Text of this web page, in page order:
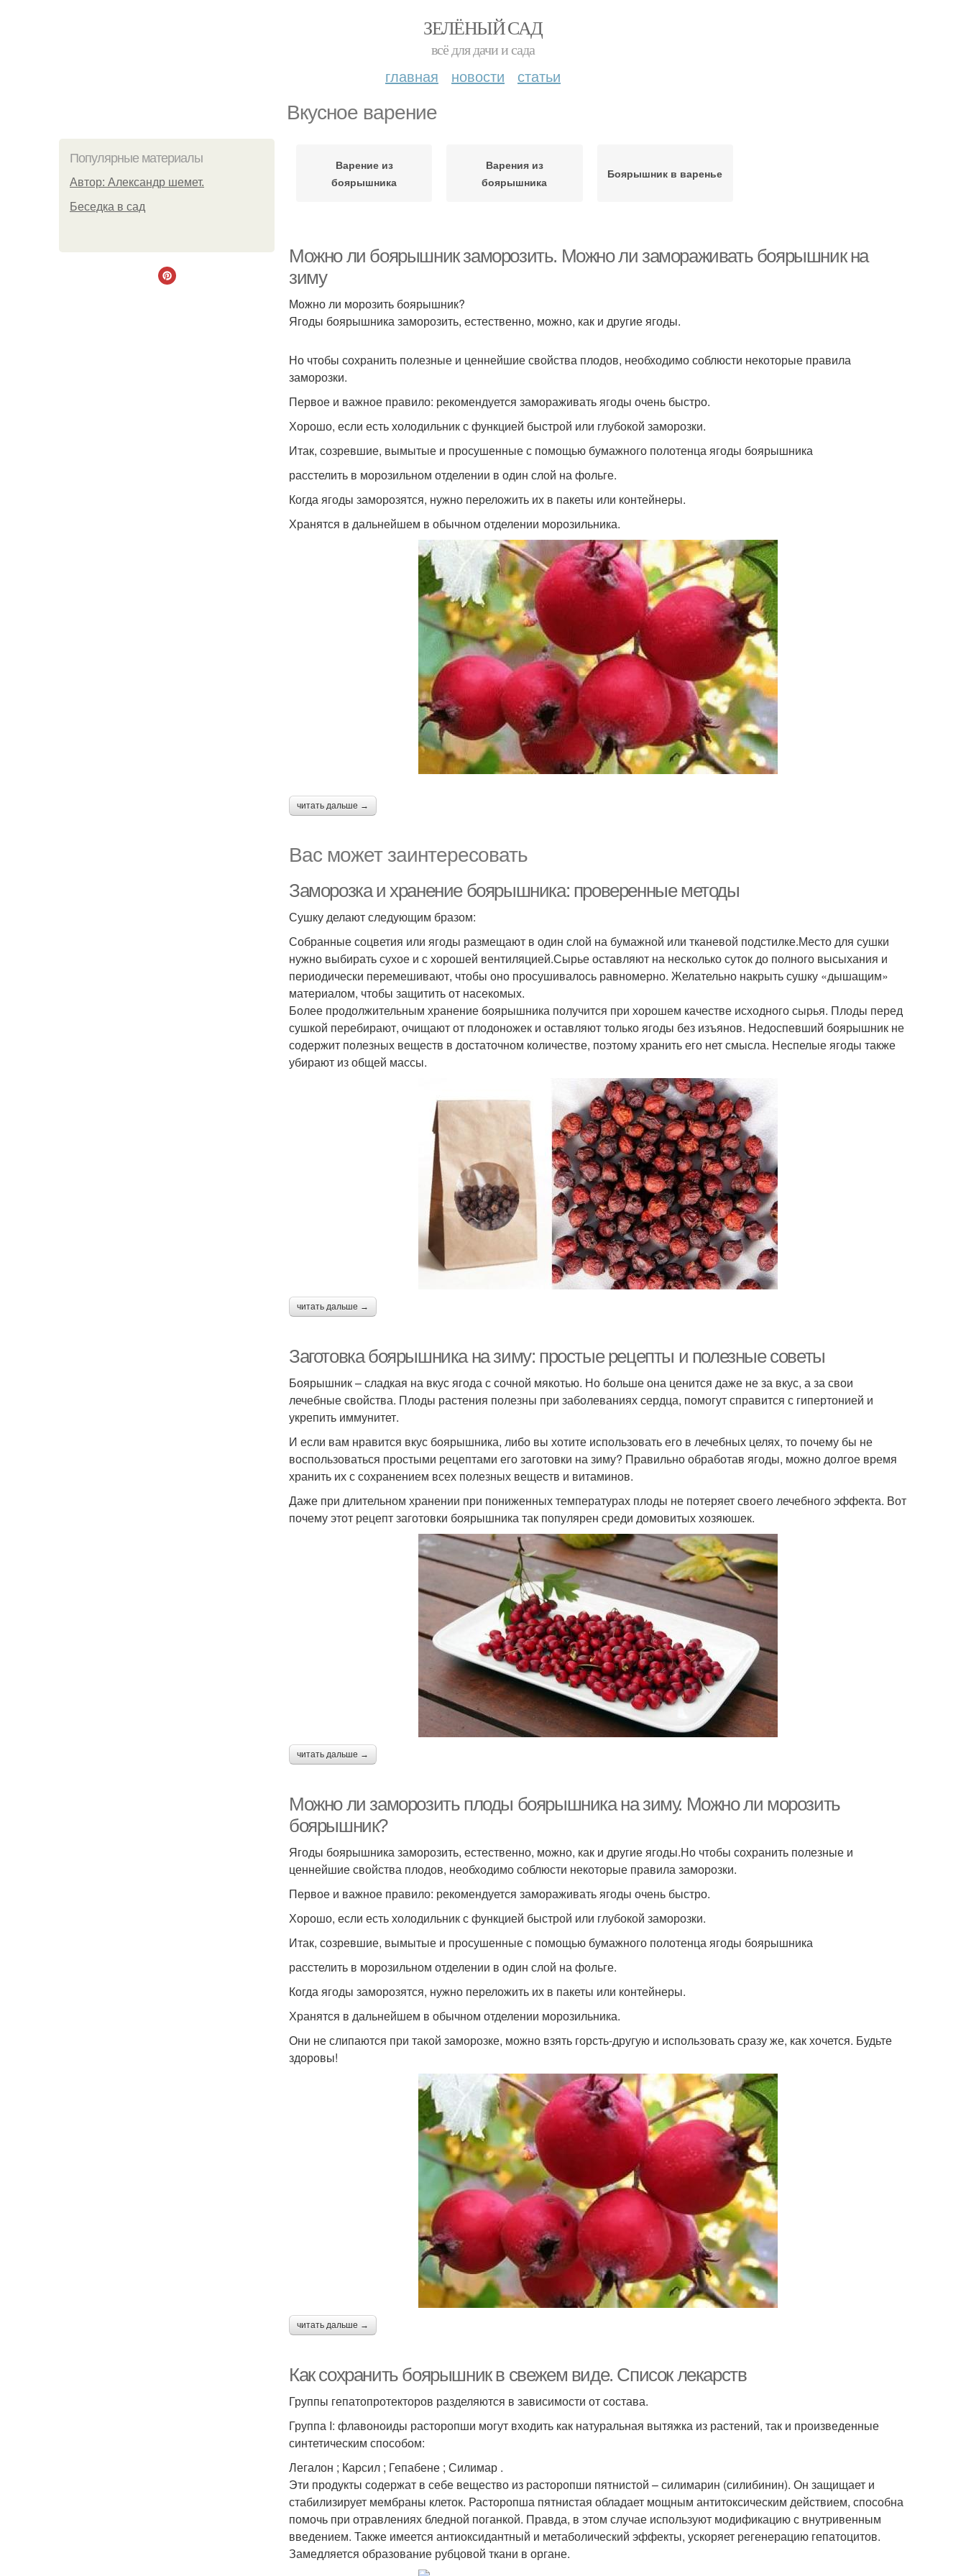
ЗЕЛЁНЫЙ САД
всё для дачи и сада
главная новости статьи
Вкусное варение
Популярные материалы
Автор: Александр шемет.
Беседка в сад
Варение из
боярышника
Варения из
боярышника
Боярышник в варенье
Можно ли боярышник заморозить. Можно ли замораживать боярышник на
зиму
Можно ли морозить боярышник?
Ягоды боярышника заморозить, естественно, можно, как и другие ягоды.
Но чтобы сохранить полезные и ценнейшие свойства плодов, необходимо соблюсти некоторые правила
заморозки.
Первое и важное правило: рекомендуется замораживать ягоды очень быстро.
Хорошо, если есть холодильник с функцией быстрой или глубокой заморозки.
Итак, созревшие, вымытые и просушенные с помощью бумажного полотенца ягоды боярышника
расстелить в морозильном отделении в один слой на фольге.
Когда ягоды заморозятся, нужно переложить их в пакеты или контейнеры.
Хранятся в дальнейшем в обычном отделении морозильника.
читать дальше →
Вас может заинтересовать
Заморозка и хранение боярышника: проверенные методы
Сушку делают следующим бразом:
Собранные соцветия или ягоды размещают в один слой на бумажной или тканевой подстилке.Место для сушки
нужно выбирать сухое и с хорошей вентиляцией.Сырье оставляют на несколько суток до полного высыхания и
периодически перемешивают, чтобы оно просушивалось равномерно. Желательно накрыть сушку «дышащим»
материалом, чтобы защитить от насекомых.
Более продолжительным хранение боярышника получится при хорошем качестве исходного сырья. Плоды перед
сушкой перебирают, очищают от плодоножек и оставляют только ягоды без изъянов. Недоспевший боярышник не
содержит полезных веществ в достаточном количестве, поэтому хранить его нет смысла. Неспелые ягоды также
убирают из общей массы.
читать дальше →
Заготовка боярышника на зиму: простые рецепты и полезные советы
Боярышник – сладкая на вкус ягода с сочной мякотью. Но больше она ценится даже не за вкус, а за свои
лечебные свойства. Плоды растения полезны при заболеваниях сердца, помогут справится с гипертонией и
укрепить иммунитет.
И если вам нравится вкус боярышника, либо вы хотите использовать его в лечебных целях, то почему бы не
воспользоваться простыми рецептами его заготовки на зиму? Правильно обработав ягоды, можно долгое время
хранить их с сохранением всех полезных веществ и витаминов.
Даже при длительном хранении при пониженных температурах плоды не потеряет своего лечебного эффекта. Вот
почему этот рецепт заготовки боярышника так популярен среди домовитых хозяюшек.
читать дальше →
Можно ли заморозить плоды боярышника на зиму. Можно ли морозить
боярышник?
Ягоды боярышника заморозить, естественно, можно, как и другие ягоды.Но чтобы сохранить полезные и
ценнейшие свойства плодов, необходимо соблюсти некоторые правила заморозки.
Первое и важное правило: рекомендуется замораживать ягоды очень быстро.
Хорошо, если есть холодильник с функцией быстрой или глубокой заморозки.
Итак, созревшие, вымытые и просушенные с помощью бумажного полотенца ягоды боярышника
расстелить в морозильном отделении в один слой на фольге.
Когда ягоды заморозятся, нужно переложить их в пакеты или контейнеры.
Хранятся в дальнейшем в обычном отделении морозильника.
Они не слипаются при такой заморозке, можно взять горсть-другую и использовать сразу же, как хочется. Будьте
здоровы!
читать дальше →
Как сохранить боярышник в свежем виде. Список лекарств
Группы гепатопротекторов разделяются в зависимости от состава.
Группа I: флавоноиды расторопши могут входить как натуральная вытяжка из растений, так и произведенные
синтетическим способом:
Легалон ; Карсил ; Гепабене ; Силимар .
Эти продукты содержат в себе вещество из расторопши пятнистой – силимарин (силибинин). Он защищает и
стабилизирует мембраны клеток. Расторопша пятнистая обладает мощным антитоксическим действием, способна
помочь при отравлениях бледной поганкой. Правда, в этом случае используют модификацию с внутривенным
введением. Также имеется антиоксидантный и метаболический эффекты, ускоряет регенерацию гепатоцитов.
Замедляется образование рубцовой ткани в органе.